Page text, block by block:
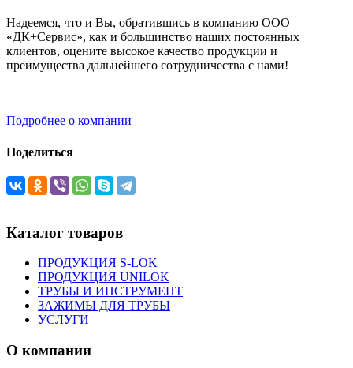
Надеемся, что и Вы, обратившись в компанию ООО
«ДК+Сервис», как и большинство наших постоянных
клиентов, оцените высокое качество продукции и
преимущества дальнейшего сотрудничества с нами!
Подробнее о компании
Поделиться
Каталог товаров
ПРОДУКЦИЯ S-LOK
ПРОДУКЦИЯ UNILOK
ТРУБЫ И ИНСТРУМЕНТ
ЗАЖИМЫ ДЛЯ ТРУБЫ
УСЛУГИ
О компании